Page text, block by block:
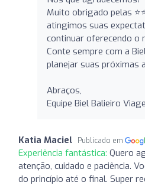
Muito obrigado pelas
atingimos suas
continuar oferecendo o
Conte sempre com a
planejar suas próximas
Abraços,
Equipe Biel Balieiro
Katia Maciel Publicado em
Experiência fantástica: Quero
atenção, cuidado e paciência.
do princípio até o final. Super